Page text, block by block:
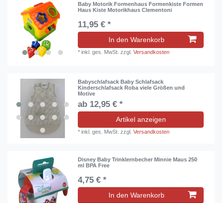
Baby Motorik Formenhaus Formenkiste Formen
Haus Kiste Motorikhaus Clementoni
11,95 € *
In den Warenkorb
*inkl. ges. MwSt. zzgl.Versandkosten
Babyschlafsack Baby Schlafsack
Kinderschlafsack Roba viele Größen und
Motive
ab 12,95 € *
Artikel anzeigen
*inkl. ges. MwSt. zzgl.Versandkosten
Disney Baby Trinklernbecher Minnie Maus 250
ml BPA Free
4,75 € *
In den Warenkorb